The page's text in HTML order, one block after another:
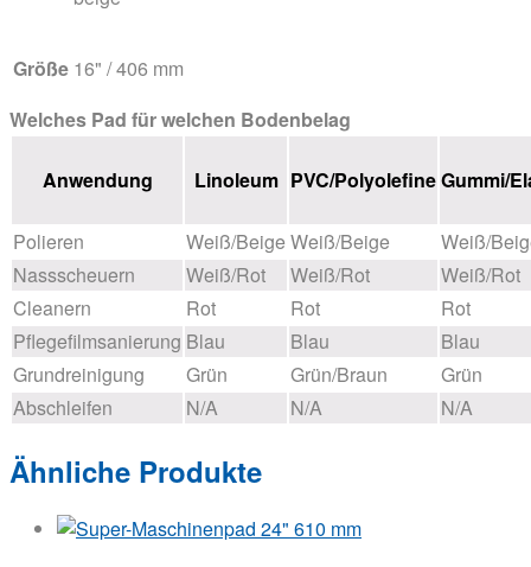
Größe 16" / 406 mm
Welches Pad für welchen Bodenbelag
Anwendung Linoleum PVC/PolyolefineGummi/
Polieren Weiß/Beige Weiß/Beige
Weiß/
Nassscheuern
Weiß/Rot Weiß/Rot
Weiß/Rot
Cleanern
Rot Rot
Rot
Pflegefilmsanierung Blau Blau
Blau
Grundreinigung
Grün Grün/Braun
Grün
Abschleifen
N/A N/A N/A
Ähnliche Produkte